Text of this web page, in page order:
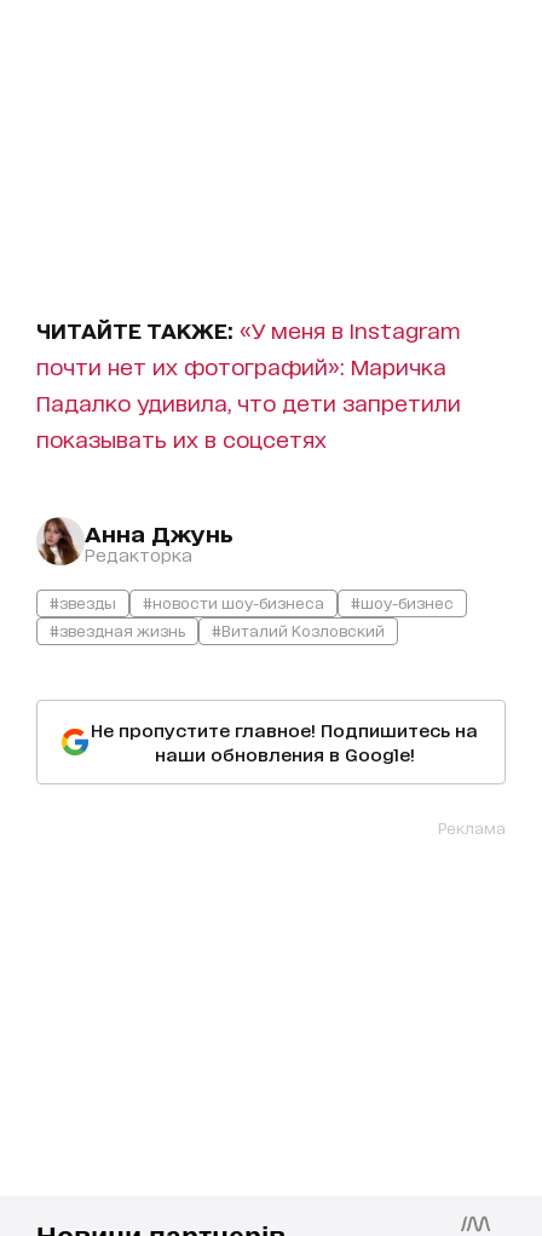
ЧИТАЙТЕ ТАКЖЕ: «У меня в Instagram
почти нет их фотографий»: Маричка
Падалко удивила, что дети запретили
показывать их в соцсетях
Анна Джунь
Редакторка
#звезды #новости шоу-бизнеса
#шоу-бизнес
#звездная жизнь
#Виталий Козловский
Не пропустите главное! Подпишитесь на
наши обновления в Google!
Реклама